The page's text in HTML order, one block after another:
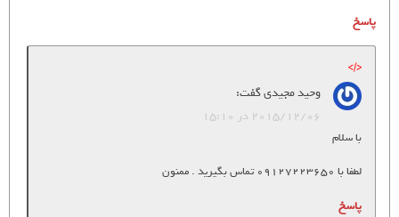
پاسخ
وحید مجیدیگفت:
2015/12/06 در 15:10
با سلام
لطفا با 09127223650 تماس بگیرید . ممنون
پاسخ